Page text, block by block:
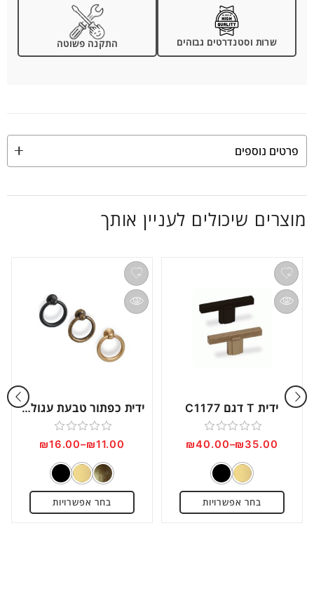
שרות וסטנדרטים גבוהים התקנה פשוטה
פרטים נוספים
מוצרים שיכולים לעניין אותך
ידית T דגם C1177
דורג
מתוך
5
₪35.00
–
₪40.00
בחר אפשרויות
ידית כפתור טבעת עגולה דגם W1022
דורג
0
מתוך
5
₪11.00
–
₪16.00
בחר אפשרויות